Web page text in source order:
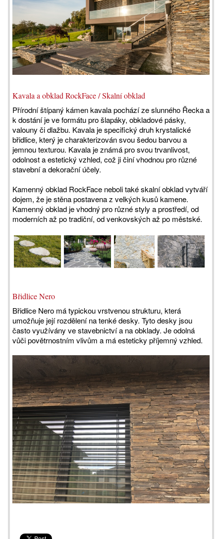
Kavala a obklad RockFace / Skalní obklad
Přírodní štípaný kámen kavala pochází ze slunného Řecka a
k dostání je ve formátu pro šlapáky, obkladové pásky,
valouny či dlažbu. Kavala je specifický druh krystalické
břidlice, který je charakterizován svou šedou barvou a
jemnou texturou. Kavala je známá pro svou trvanlivost,
odolnost a estetický vzhled, což ji činí vhodnou pro různé
stavební a dekorační účely.
Kamenný obklad RockFace neboli také skalní obklad vytváří
dojem, že je stěna postavena z velkých kusů kamene.
Kamenný obklad je vhodný pro různé styly a prostředí, od
moderních až po tradiční, od venkovských až po městské.
Břidlice Nero
Břidlice Nero má typickou vrstvenou strukturu, která
umožňuje její rozdělení na tenké desky. Tyto desky jsou
často využívány ve stavebnictví a na obklady. Je odolná
vůči povětrnostním vlivům a má esteticky příjemný vzhled.